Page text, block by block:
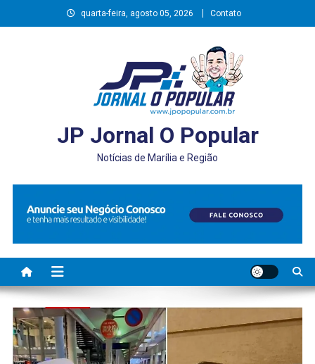
to
quarta-feira, agosto 05, 2026 Contato
JP Jornal O Popular
Notícias de Marília e Região